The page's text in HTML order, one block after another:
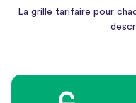
La grille tarifaire pour